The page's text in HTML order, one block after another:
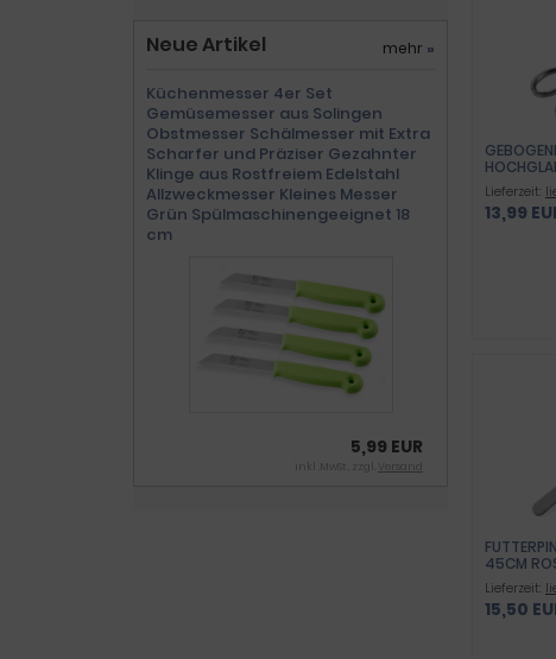
Lieferzeit:
13,99
45CM
Lieferzeit:
15,50
Neue Artikel mehr »
Küchenmesser 4er Set
Gemüsemesser aus Solingen
Obstmesser Schälmesser mit Extra
Scharfer und Präziser Gezahnter
Klinge aus Rostfreiem Edelstahl
Allzweckmesser Kleines Messer
Grün Spülmaschinengeeignet 18
cm
5,99 EUR
inkl .MwSt., zzgl. Versand